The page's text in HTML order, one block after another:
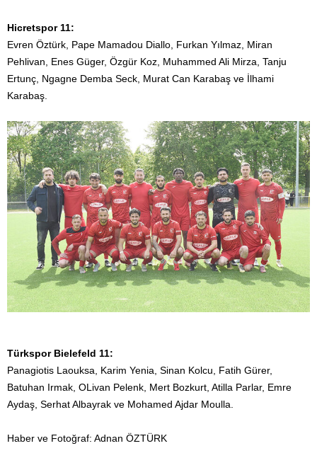
Hicretspor 11:
Evren Öztürk, Pape Mamadou Diallo, Furkan Yılmaz, Miran
Pehlivan, Enes Güger, Özgür Koz, Muhammed Ali Mirza, Tanju
Ertunç, Ngagne Demba Seck, Murat Can Karabaş ve İlhami
Karabaş.
Türkspor Bielefeld 11:
Panagiotis Laouksa, Karim Yenia, Sinan Kolcu, Fatih Gürer,
Batuhan Irmak, OLivan Pelenk, Mert Bozkurt, Atilla Parlar, Emre
Aydaş, Serhat Albayrak ve Mohamed Ajdar Moulla.
Haber ve Fotoğraf: Adnan ÖZTÜRK